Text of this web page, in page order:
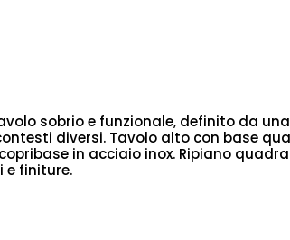
sobrio e funzionale, definito da
diversi. Tavolo alto con base
in acciaio inox. Ripiano
e finiture.